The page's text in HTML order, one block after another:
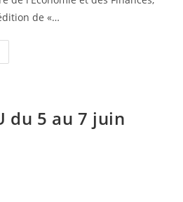
de «…
du 5 au 7 juin